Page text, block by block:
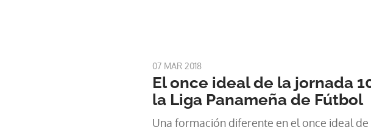
07 MAR 2018
El once ideal de la jornada
la Liga Panameña de Fútbol
Una formación diferente en el once ideal de